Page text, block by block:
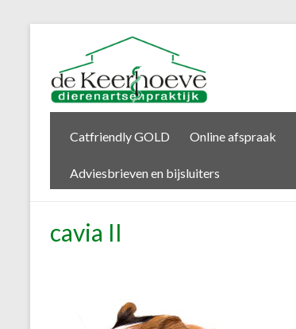
Catfriendly GOLD Online afspraak
Adviesbrieven en bijsluiters
cavia II